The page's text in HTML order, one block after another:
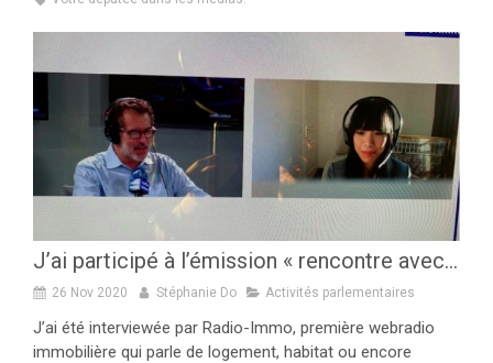
J’ai participé à l’émission « rencontre avec un élu » sur Radio Immo
26 Nov 2020 Stéphanie Do Activités parlementaires
J’ai été interviewée par Radio-Immo, première webradio
immobilière qui parle de logement, habitat ou encore